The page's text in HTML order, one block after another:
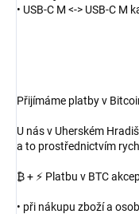
• USB-C M <-> USB-C
Přijímáme platby v
U nás v Uherském
a to prostřednictvím
₿ + ⚡ Platbu v BTC
• při nákupu zboží a